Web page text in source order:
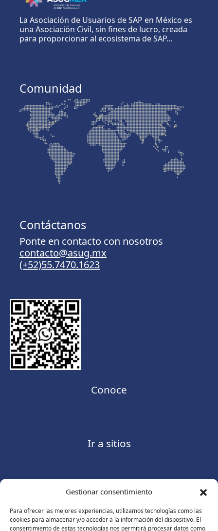
Gestionar consentimiento
Para ofrecer las mejores experiencias, utilizamos tecnologías como las
cookies para almacenar y/o acceder a la información del dispositivo. El
consentimiento de estas tecnologías nos permitirá procesar datos como
La Asociación de Usuarios de SAP en México es
una Asociación Civil, sin fines de lucro, creada
para proporcionar al ecosistema de SAP...
Comunidad
Contáctanos
Ponte en contacto con nosotros
contacto@asug.mx
(+52)55.7470.1623
Conoce
Ir a sitios
Contáctanos